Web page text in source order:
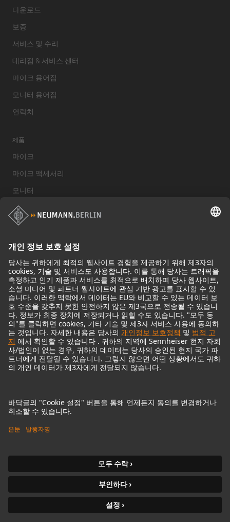
다운로드
보증
서비스 및 수리
대리점 & 서비스 센터
마이크 용어집
모니터 용어집
연락처
제품
마이크
마이크 액세서리
모니터
스튜디오 모니터 액세서리
헤드폰
기념적인 마이크
Audio Interface
Imprint
Privacy policy
접근성 설명
Terms & Conditions